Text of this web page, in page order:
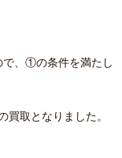
で、①の条件を満たし
買取となりました。